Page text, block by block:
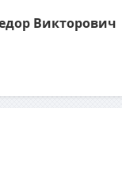
Викторович